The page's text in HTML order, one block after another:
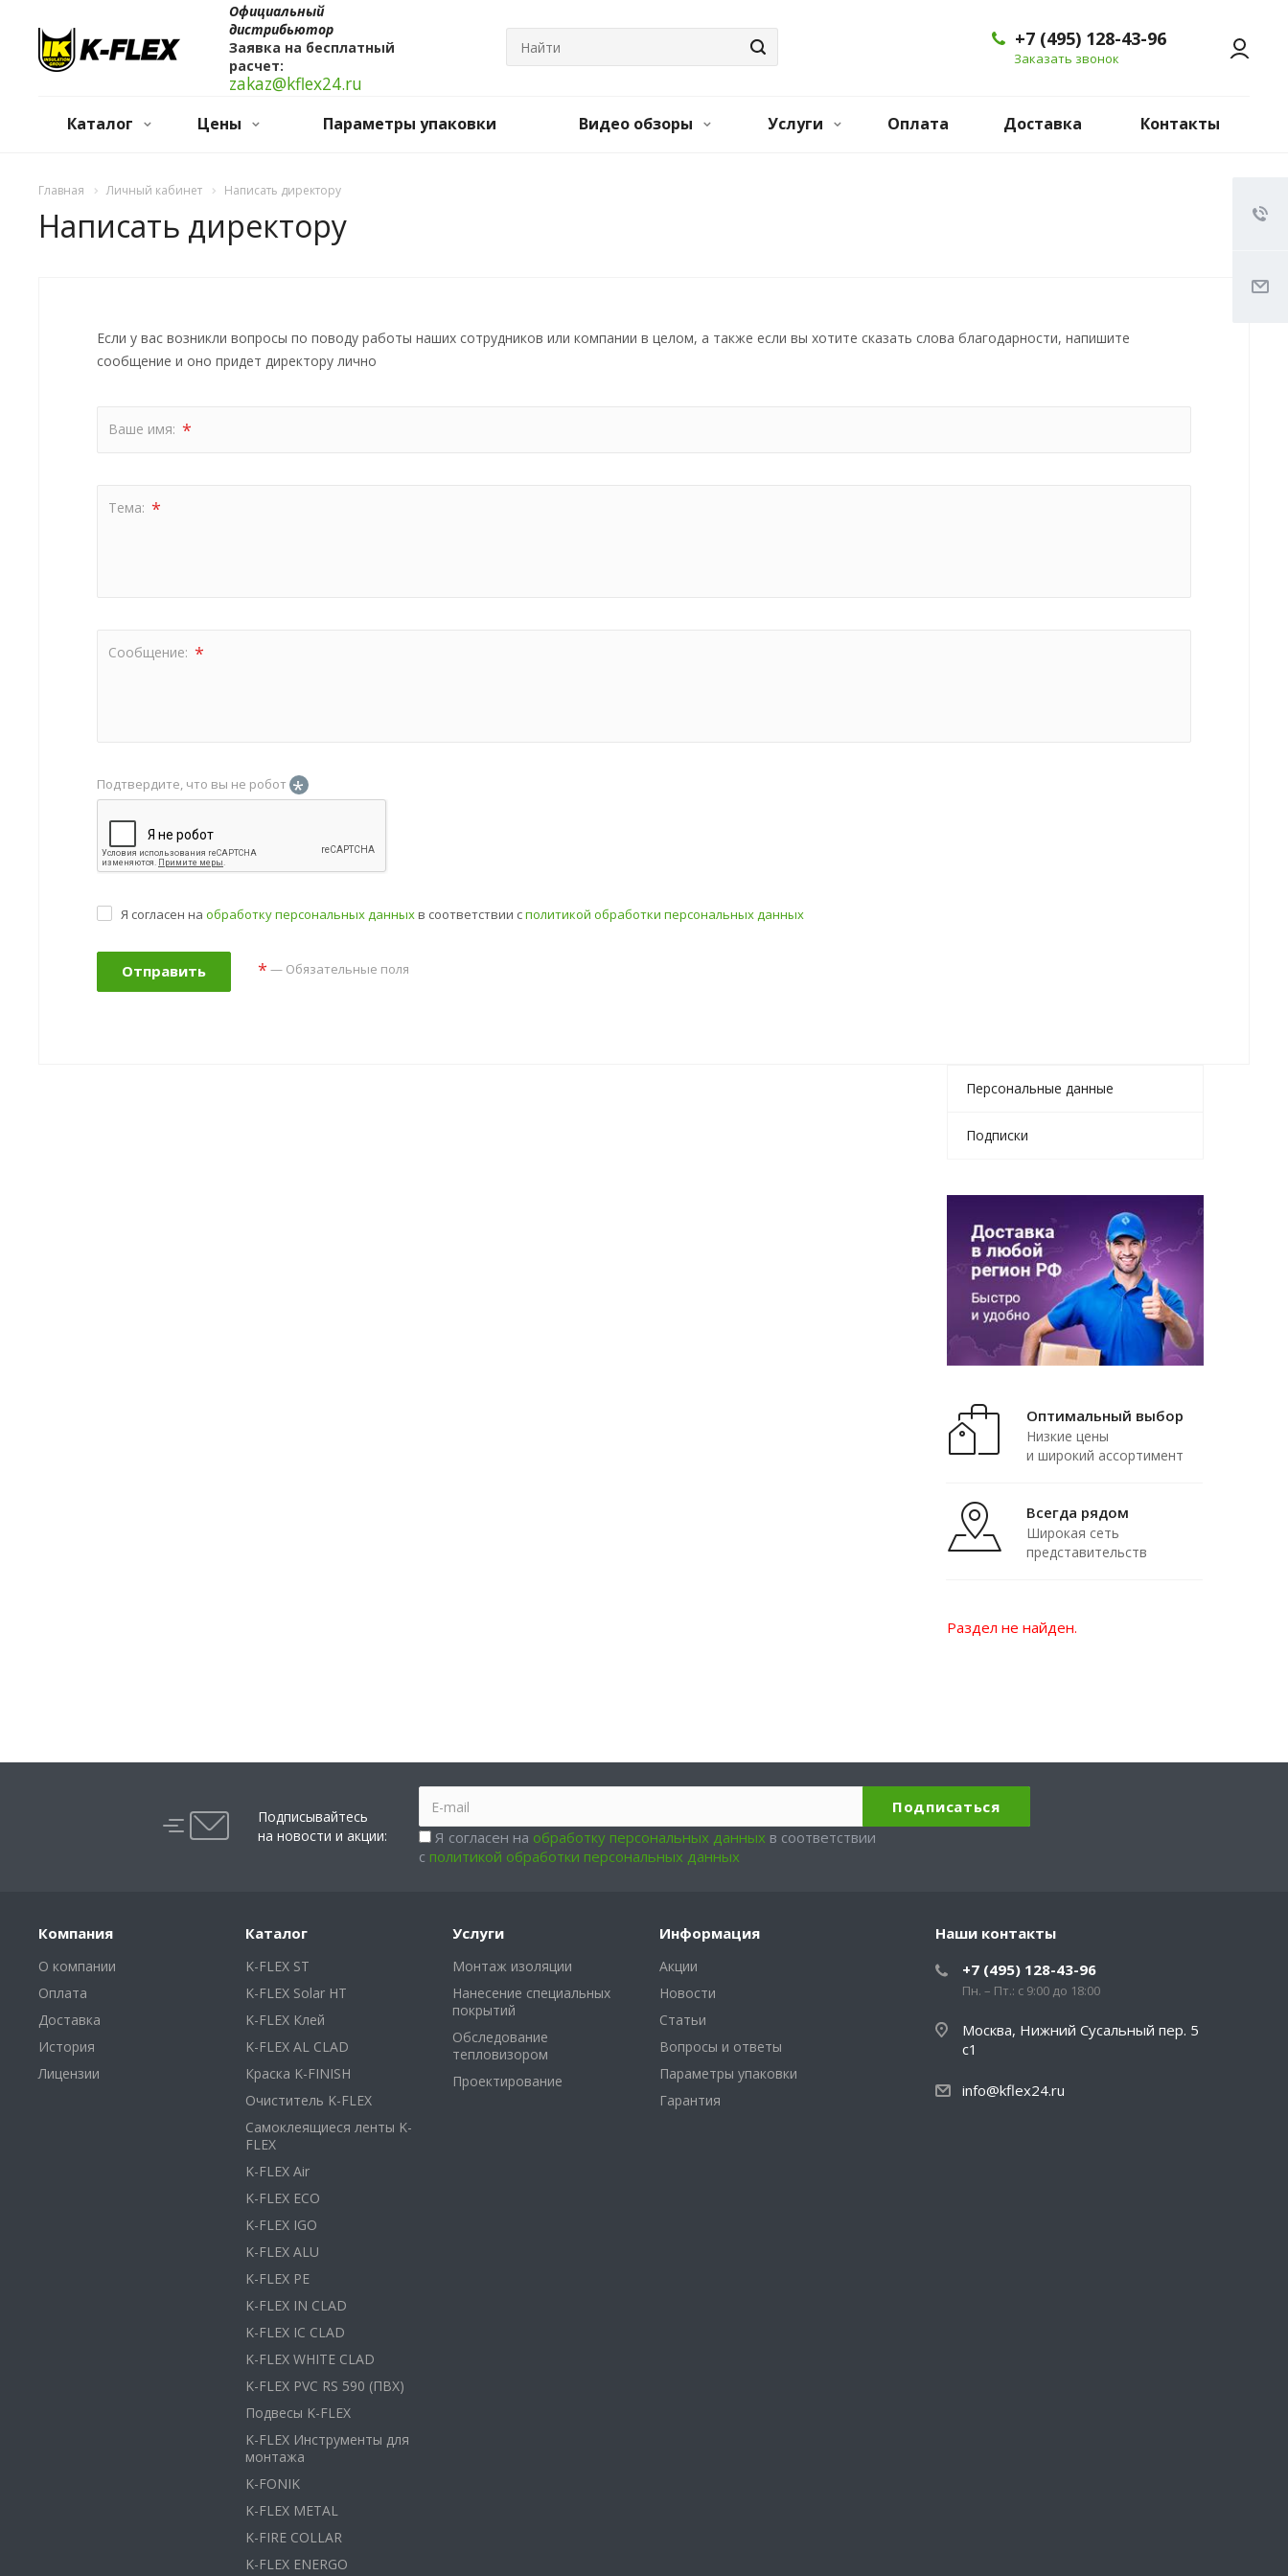
Официальный
дистрибьютор
Заявка на бесплатный
расчет:
zakaz@kflex24.ru
+7 (495) 128-43-96
Заказать звонок
Каталог Цены Параметры упаковки Видео обзоры Услуги Оплата Доставка Контакты
Главная Личный кабинет Написать директору
Написать директору
Если у вас возникли вопросы по поводу работы наших сотрудников или компании в целом, а также если вы хотите сказать слова благодарности, напишите
сообщение и оно придет директору лично
Ваше имя: *
Тема: *
Сообщение: *
Подтвердите, что вы не робот *
Я согласен на обработку персональных данныхв соответствии сполитикой обработки персональных данных
* — Обязательные поля
Персональные данные
Подписки
Оптимальный выбор
Низкие цены
и широкий ассортимент
Всегда рядом
Широкая сеть
представительств
Раздел не найден.
Подписывайтесь
на новости и акции:
Я согласен на обработку персональных данных в соответствии
с политикой обработки персональных данных
Компания
О компании
Оплата
Доставка
История
Лицензии
Каталог
K-FLEX ST
K-FLEX Solar HT
K-FLEX Клей
K-FLEX AL CLAD
Краска K-FINISH
Очиститель K-FLEX
Самоклеящиеся ленты K-
FLEX
K-FLEX Air
K-FLEX ECO
K-FLEX IGO
K-FLEX ALU
K-FLEX PE
K-FLEX IN CLAD
K-FLEX IC CLAD
K-FLEX WHITE CLAD
K-FLEX PVC RS 590 (ПВХ)
Подвесы K-FLEX
K-FLEX Инструменты для
монтажа
K-FONIK
K-FLEX METAL
K-FIRE COLLAR
K-FLEX ENERGO
Услуги
Монтаж изоляции
Нанесение специальных
покрытий
Обследование
тепловизором
Проектирование
Информация
Акции
Новости
Статьи
Вопросы и ответы
Параметры упаковки
Гарантия
Наши контакты
+7 (495) 128-43-96
Пн. – Пт.: с 9:00 до 18:00
Москва, Нижний Сусальный пер. 5
с1
info@kflex24.ru